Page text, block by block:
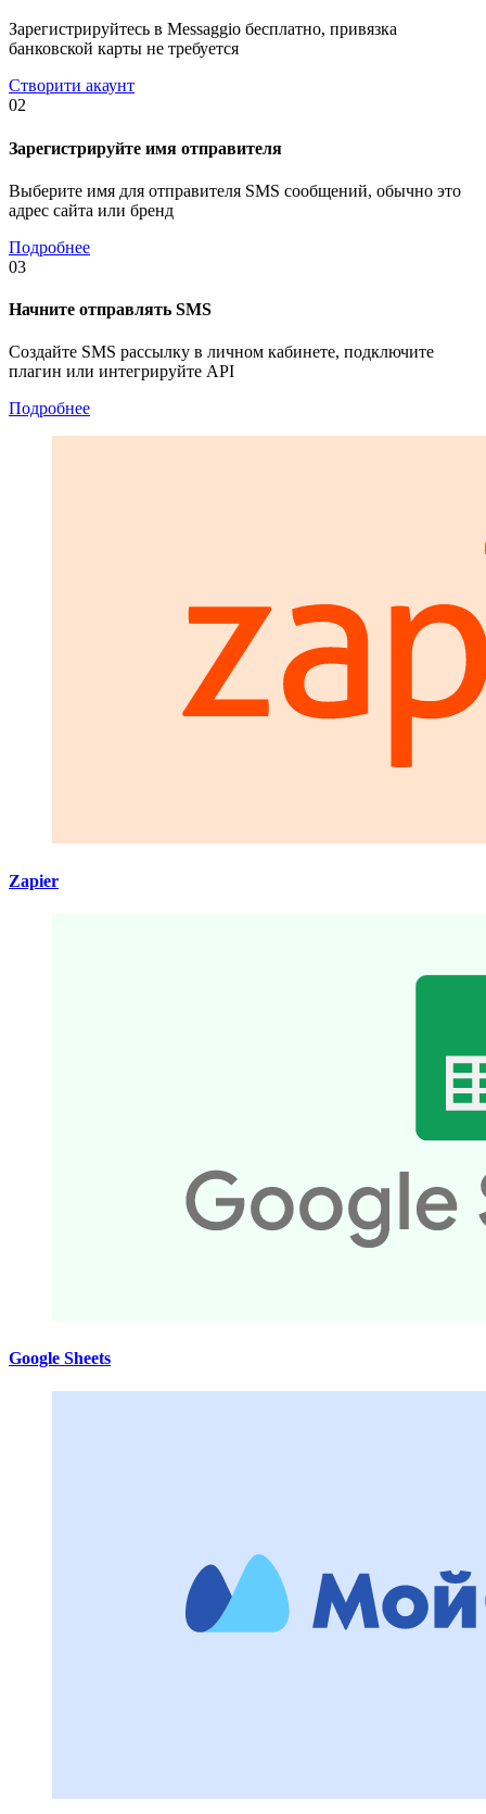
Зарегистрируйтесь в Messaggio бесплатно, привязка
банковской карты не требуется
Створити акаунт
02
Зарегистрируйте имя отправителя
Выберите имя для отправителя SMS сообщений, обычно это
адрес сайта или бренд
Подробнее
03
Начните отправлять SMS
Создайте SMS рассылку в личном кабинете, подключите
плагин или интегрируйте API
Подробнее
Zapier
Google Sheets